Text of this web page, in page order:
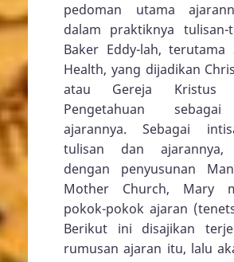
pedoman utama
dalam praktiknya tulisan-
Baker Eddy-lah, terutama
Health, yang dijadikan
atau Gereja Kristus
Pengetahuan
ajarannya. Sebagai
tulisan dan ajarannya,
dengan penyusunan
Mother Church, Mary
pokok-pokok ajaran
Berikut ini disajikan
rumusan ajaran itu, lalu